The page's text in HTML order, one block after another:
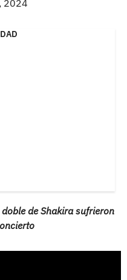
2024
de Shakira sufrieron